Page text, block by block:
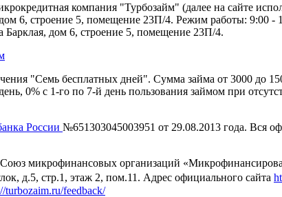
компания "Турбозайм" (далее на сайте
6, строение 5, помещение 23П/4. Режим работы: 9:00 -
дом 6, строение 5, помещение 23П/4.
"Семь бесплатных дней". Сумма займа от 3000 до
0% с 1-го по 7-й день пользования займом при
России №651303045003951 от 29.08.2013 года. Вся
микрофинансовых организаций
д.5, стр.1, этаж 2, пом.11. Адрес официального сайта
turbozaim.ru/feedback/